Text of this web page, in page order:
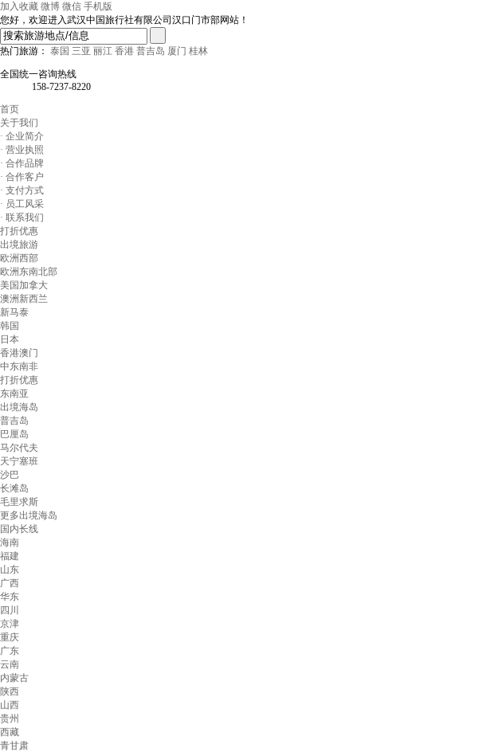
加入收藏 微博 微信 手机版
您好，欢迎进入武汉中国旅行社有限公司汉口门市部网站！
热门旅游： 泰国 三亚 丽江 香港 普吉岛 厦门 桂林
全国统一咨询热线
158-7237-8220
首页
关于我们
· 企业简介
· 营业执照
· 合作品牌
· 合作客户
· 支付方式
· 员工风采
· 联系我们
打折优惠
出境旅游
欧洲西部
欧洲东南北部
美国加拿大
澳洲新西兰
新马泰
韩国
日本
香港澳门
中东南非
打折优惠
东南亚
出境海岛
普吉岛
巴厘岛
马尔代夫
天宁塞班
沙巴
长滩岛
毛里求斯
更多出境海岛
国内长线
海南
福建
山东
广西
华东
四川
京津
重庆
广东
云南
内蒙古
陕西
山西
贵州
西藏
青甘肃